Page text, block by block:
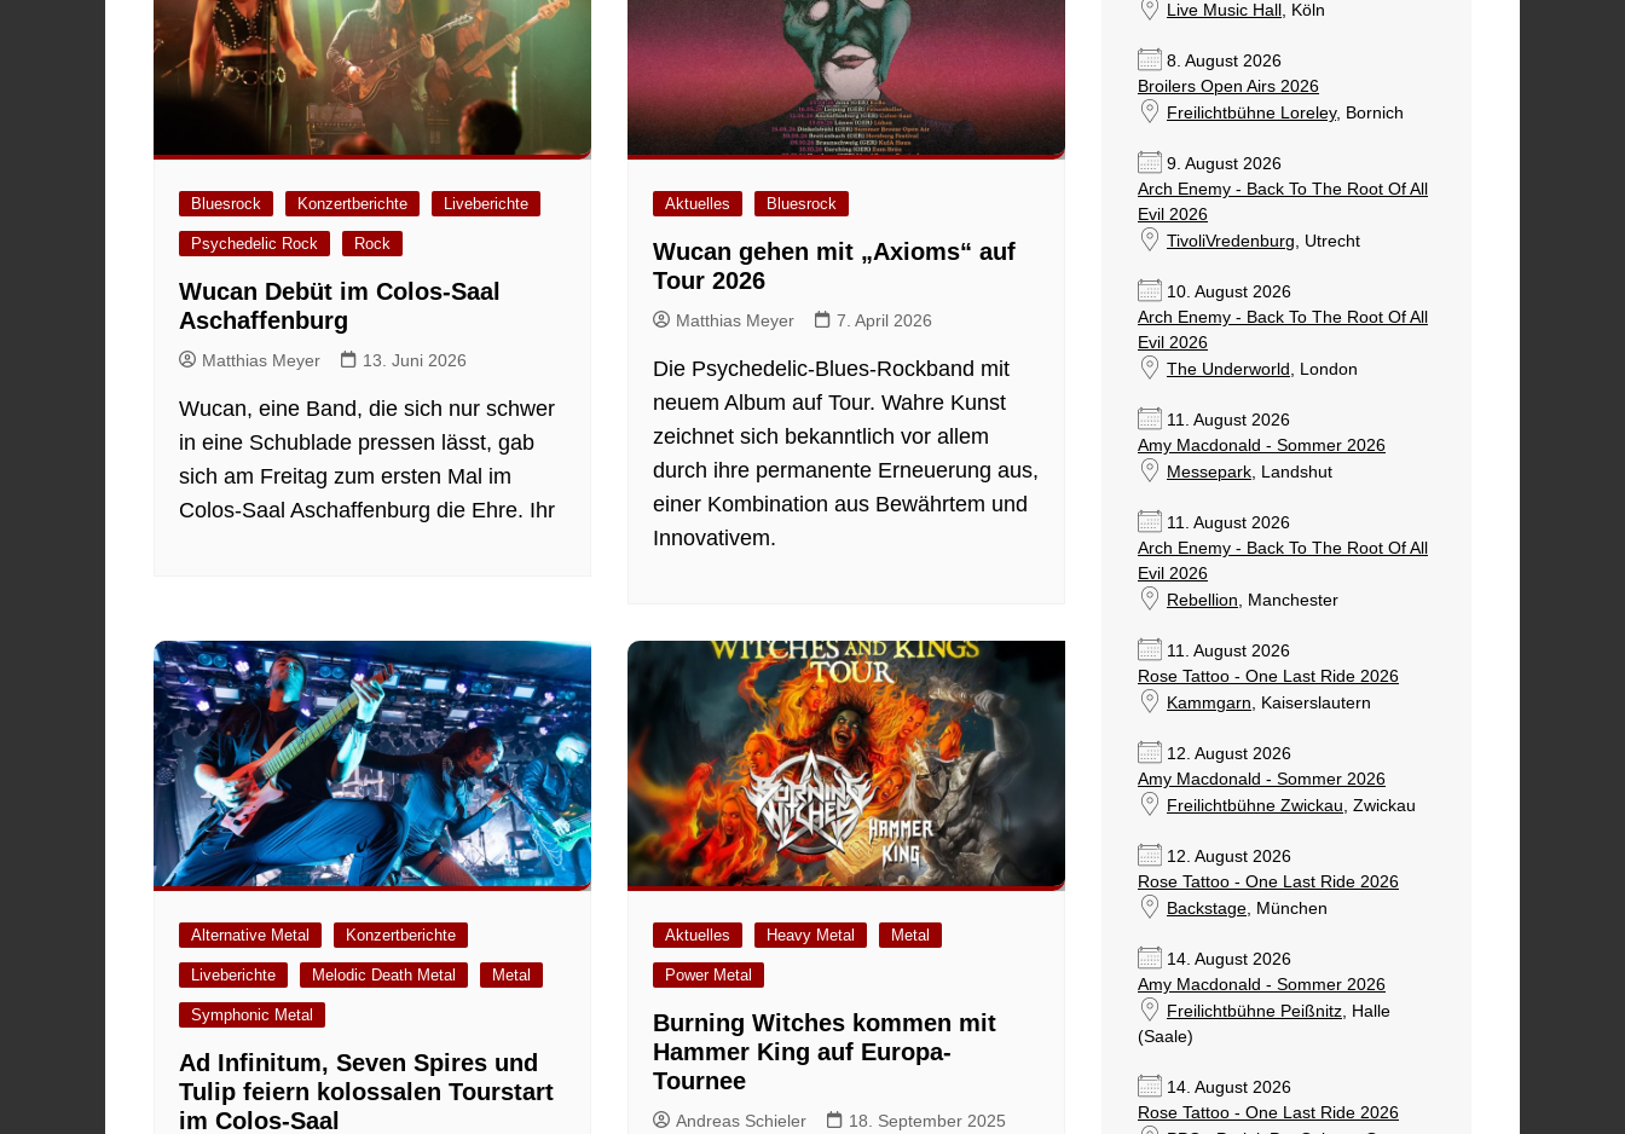
Bluesrock Konzertberichte Liveberichte
Psychedelic Rock Rock
Wucan Debüt im Colos-Saal
Aschaffenburg
Matthias Meyer 13. Juni 2026
Wucan, eine Band, die sich nur schwer
in eine Schublade pressen lässt, gab
sich am Freitag zum ersten Mal im
Colos-Saal Aschaffenburg die Ehre. Ihr
Aktuelles Bluesrock
Wucan gehen mit „Axioms“ auf
Tour 2026
Matthias Meyer 7. April 2026
Die Psychedelic-Blues-Rockband mit
neuem Album auf Tour. Wahre Kunst
zeichnet sich bekanntlich vor allem
durch ihre permanente Erneuerung aus,
einer Kombination aus Bewährtem und
Innovativem.
Alternative Metal Konzertberichte
Liveberichte Melodic Death Metal Metal
Symphonic Metal
Ad Infinitum, Seven Spires und
Tulip feiern kolossalen Tourstart
im Colos-Saal
Aktuelles Heavy Metal Metal
Power Metal
Burning Witches kommen mit
Hammer King auf Europa-
Tournee
Andreas Schieler 18. September 2025
Live Music Hall , Köln
8. August 2026
Broilers Open Airs 2026
Freilichtbühne Loreley, Bornich
9. August 2026
Arch Enemy - Back To The Root Of All
Evil 2026
TivoliVredenburg, Utrecht
10. August 2026
Arch Enemy - Back To The Root Of All
Evil 2026
The Underworld , London
11. August 2026
Amy Macdonald - Sommer 2026
Messepark, Landshut
11. August 2026
Arch Enemy - Back To The Root Of All
Evil 2026
Rebellion, Manchester
11. August 2026
Rose Tattoo - One Last Ride 2026
Kammgarn, Kaiserslautern
12. August 2026
Amy Macdonald - Sommer 2026
Freilichtbühne Zwickau, Zwickau
12. August 2026
Rose Tattoo - One Last Ride 2026
Backstage, München
14. August 2026
Amy Macdonald - Sommer 2026
Freilichtbühne Peißnitz, Halle
(Saale)
14. August 2026
Rose Tattoo - One Last Ride 2026